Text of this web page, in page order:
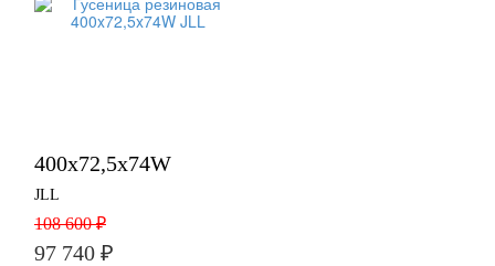
400x72,5x74W
JLL
108 600 ₽
97 740 ₽